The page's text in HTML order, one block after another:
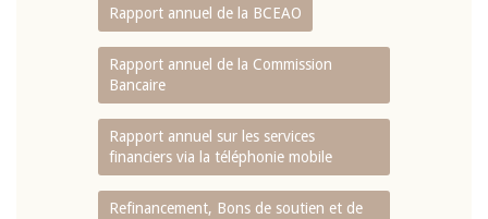
Rapport annuel de la BCEAO
Rapport annuel de la Commission
Bancaire
Rapport annuel sur les services
financiers via la téléphonie mobile
Refinancement, Bons de soutien et de